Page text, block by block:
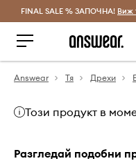
FINAL SALE % ЗАПОЧНА! Виж
Answear Тя Дрехи
Този продукт в
Разгледай подобни